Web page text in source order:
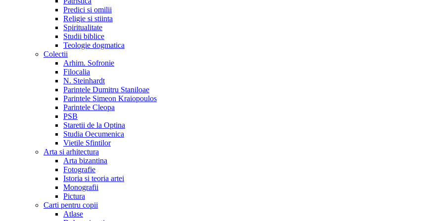
Predici si omilii
Religie si stiinta
Spiritualitate
Studii biblice
Teologie dogmatica
Colectii
Arhim. Sofronie
Filocalia
N. Steinhardt
Parintele Dumitru Staniloae
Parintele Simeon Kraiopoulos
Parintele Cleopa
PSB
Staretii de la Optina
Studia Oecumenica
Vietile Sfintilor
Arta si arhitectura
Arta bizantina
Fotografie
Istoria si teoria artei
Monografii
Pictura
Carti pentru copii
Atlase